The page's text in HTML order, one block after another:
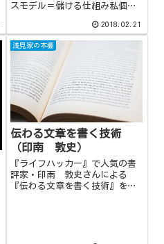
スモデル＝儲ける仕組み私個人
と接する機会が多いのですが、
面白いほどに『経営』というも
のに対する考え方がその人によ
って違います。 (adsbygoogle
=...
2018.02.21
浅見家の本棚
伝わる文章を書く技術
（印南 敦史）
『ライフハッカー』で人気の書
評家・印南 敦史さんによる
『伝わる文章を書く技術』を要
る』ことについて丁寧に解説が